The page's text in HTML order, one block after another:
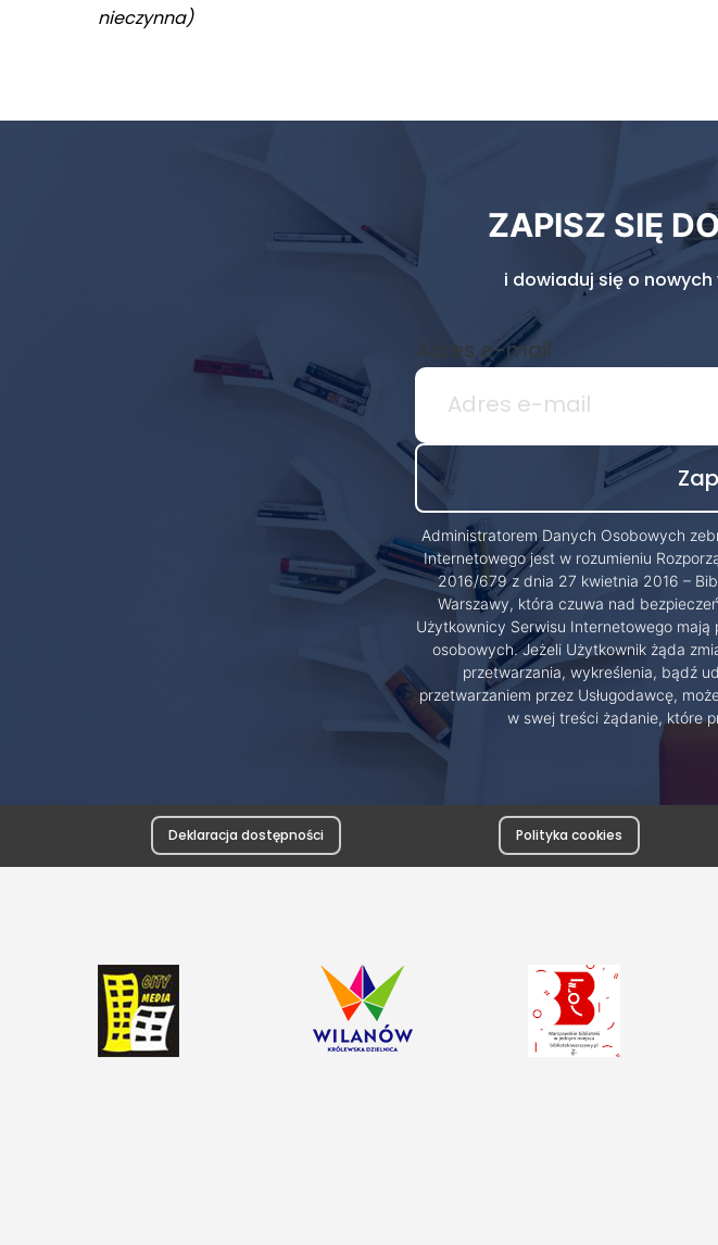
nieczynna)
Newsletter
biblioteki
ZAPISZ SIĘ
i dowiaduj się o
Adres e-mail
Administratorem Danych Osobowych
Internetowego jest w rozumieniu
2016/679 z dnia 27 kwietnia 2016 –
Warszawy, która czuwa nad
Użytkownicy Serwisu Internetowego
osobowych. Jeżeli Użytkownik żąda
przetwarzania, wykreślenia, bądź
przetwarzaniem przez Usługodawcę,
w swej treści żądanie, które
Deklaracja dostępności Polityka cookies